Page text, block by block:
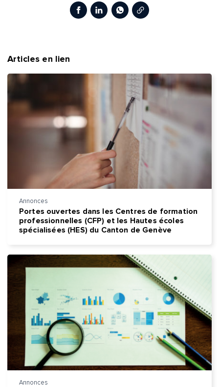
FacebookLinkedInWhatsAppCopier le lien
Articles en lien
Annonces
Portes ouvertes dans les Centres de formation
professionnelles (CFP) et les Hautes écoles
spécialisées (HES) du Canton de Genève
Annonces
Message*
Commentaire*